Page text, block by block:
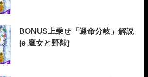
BONUS上乗せ「運命分岐」解説
[e 魔女と野獣]